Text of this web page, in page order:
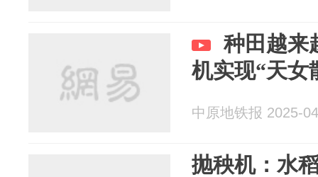
种田越来
机实现“天女
中原地铁报 2025-
抛秧机：水